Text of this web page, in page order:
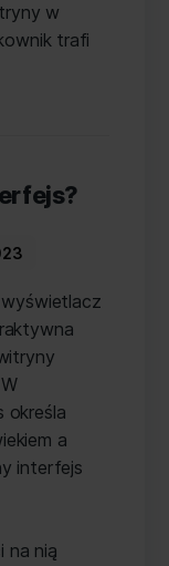
w
trafi
określa
a
interfejs
na nią